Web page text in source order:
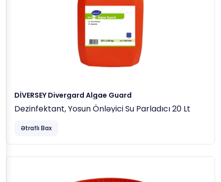
DİVERSEY Divergard Algae Guard
Dezinfektant, Yosun Önləyici Su Parladıcı 20 Lt
Ətraflı Bax